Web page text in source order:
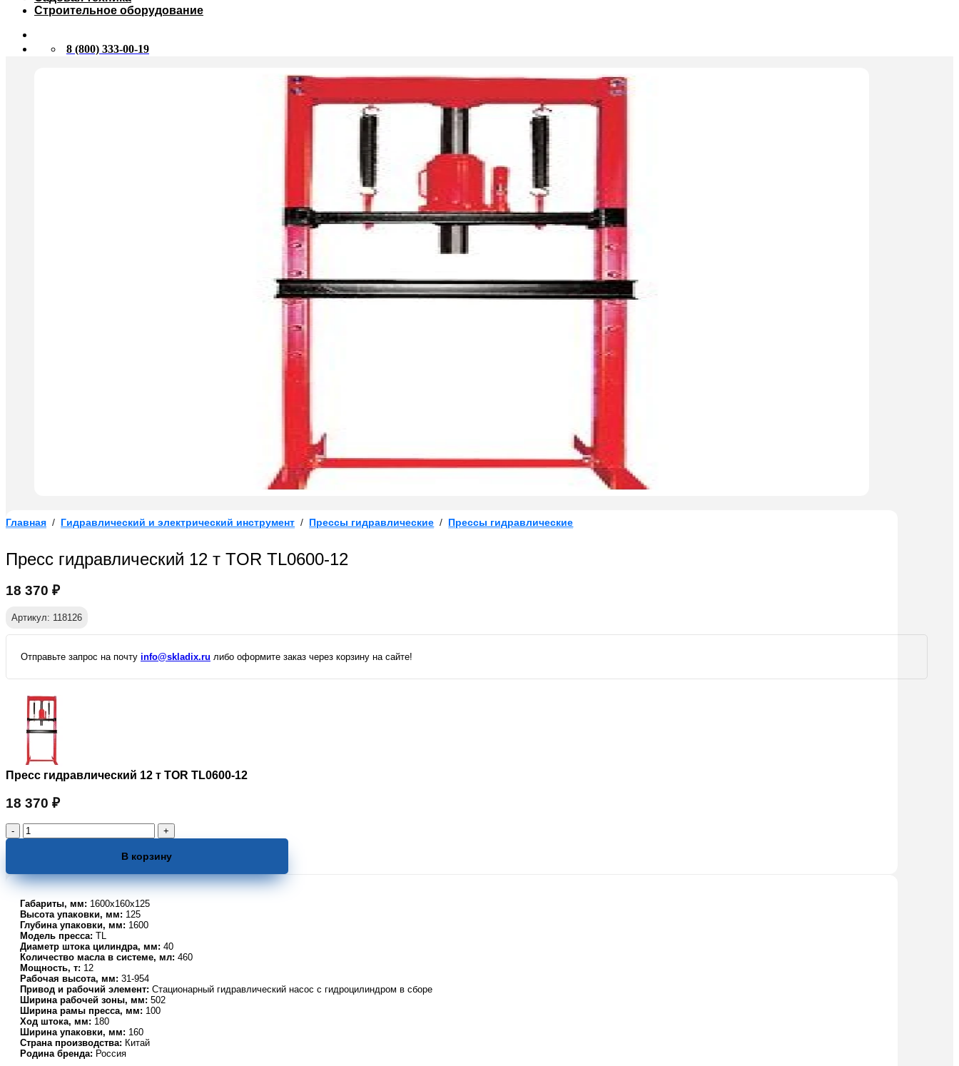
Строительное оборудование
8 (800) 333-00-19
Главная / Гидравлический и электрический инструмент / Прессы гидравлические / Прессы гидравлические
Пресс гидравлический 12 т TOR TL0600-12
18 370 ₽
Артикул: 118126
Отправьте запрос на почту info@skladix.ru либо оформите заказ через корзину на сайте!
Пресс гидравлический 12 т TOR TL0600-12
18 370 ₽
Количество
товара
12
TOR
TL0600-
12
В корзину
Габариты, мм: 1600х160х125
Высота упаковки, мм: 125
Глубина упаковки, мм: 1600
Модель пресса: TL
Диаметр штока цилиндра, мм: 40
Количество масла в системе, мл: 460
Мощность, т: 12
Рабочая высота, мм: 31-954
Привод и рабочий элемент: Стационарный гидравлический насос с гидроцилиндром в сборе
Ширина рабочей зоны, мм: 502
Ширина рамы пресса, мм: 100
Ход штока, мм: 180
Ширина упаковки, мм: 160
Страна производства: Китай
Родина бренда: Россия